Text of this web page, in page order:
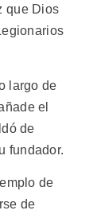
que Dios
largo de
el
de
fundador.
de
de